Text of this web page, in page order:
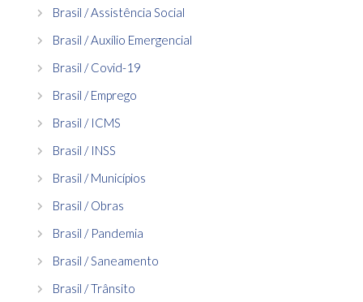
Brasil / Assistência Social
Brasil / Auxílio Emergencial
Brasil / Covid-19
Brasil / Emprego
Brasil / ICMS
Brasil / INSS
Brasil / Municípios
Brasil / Obras
Brasil / Pandemia
Brasil / Saneamento
Brasil / Trânsito